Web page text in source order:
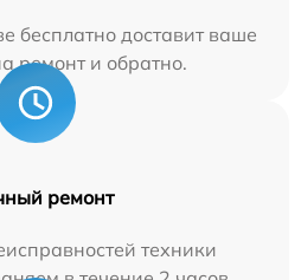
бесплатно доставит ваше
ремонт и обратно.
ремонт
техники